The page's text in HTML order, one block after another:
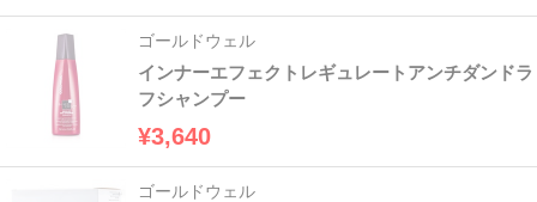
ゴールドウェル
インナーエフェクトレギュレートアンチダンドラ
フシャンプー
¥3,640
ゴールドウェル